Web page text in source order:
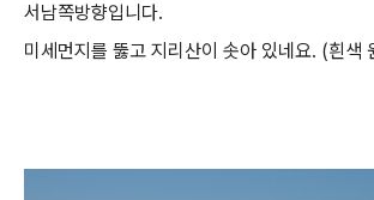
서남쪽방향입니다.
미세먼지를 뚫고 지리산이 솟아 있네요. (흰색